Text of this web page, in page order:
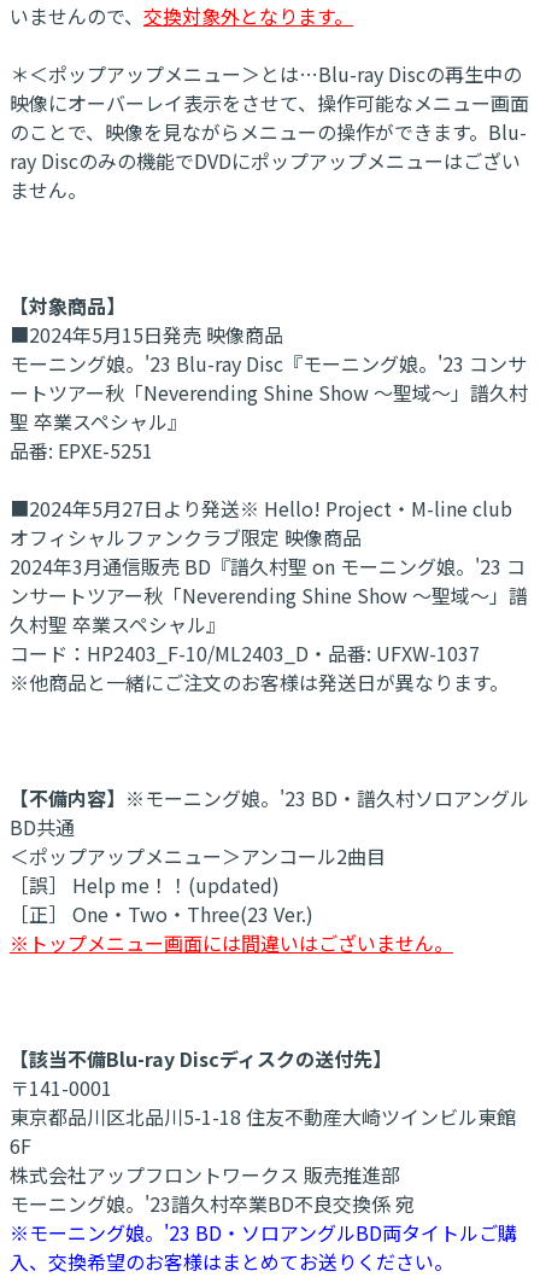
いませんので、 交換対象外となります。
＊＜ポップアップメニュー＞とは…Blu-ray Discの再生中の
映像にオーバーレイ表示をさせて、操作可能なメニュー画面
のことで、映像を見ながらメニューの操作ができます。Blu-
ray Discのみの機能でDVDにポップアップメニューはござい
ません。
【対象商品】
■2024年5月15日発売 映像商品
モーニング娘。'23 Blu-ray Disc『モーニング娘。'23 コンサ
ートツアー秋「Neverending Shine Show ～聖域～」譜久村
聖 卒業スペシャル』
品番: EPXE-5251
■2024年5月27日より発送※ Hello! Project・M-line club
オフィシャルファンクラブ限定 映像商品
2024年3月通信販売 BD『譜久村聖 on モーニング娘。'23 コ
ンサートツアー秋「Neverending Shine Show ～聖域～」譜
久村聖 卒業スペシャル』
コード：HP2403_F-10/ML2403_D・品番: UFXW-1037
※他商品と一緒にご注文のお客様は発送日が異なります。
【不備内容】 ※モーニング娘。'23 BD・譜久村ソロアングル
BD共通
＜ポップアップメニュー＞アンコール2曲目
［誤］ Help me！！(updated)
［正］ One・Two・Three(23 Ver.)
※トップメニュー画面には間違いはございません。
【該当不備Blu-ray Discディスクの送付先】
〒141-0001
東京都品川区北品川5-1-18 住友不動産大崎ツインビル東館
6F
株式会社アップフロントワークス 販売推進部
モーニング娘。'23譜久村卒業BD不良交換係 宛
※モーニング娘。'23 BD・ソロアングルBD両タイトルご購
入、交換希望のお客様はまとめてお送りください。